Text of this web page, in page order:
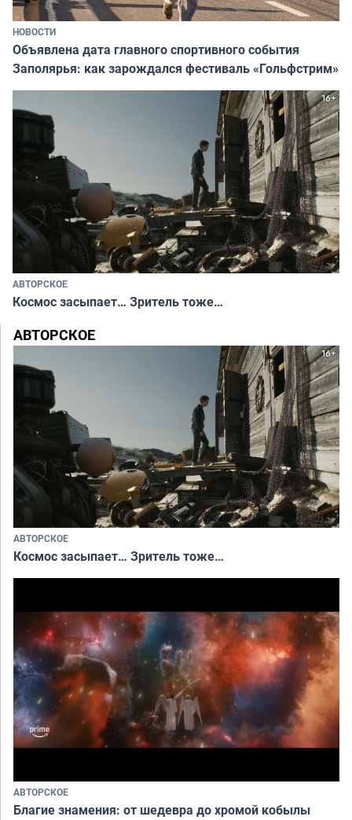
НОВОСТИ
Объявлена дата главного спортивного события
Заполярья: как зарождался фестиваль «Гольфстрим»
АВТОРСКОЕ
Космос засыпает… Зритель тоже…
АВТОРСКОЕ
АВТОРСКОЕ
Космос засыпает… Зритель тоже…
АВТОРСКОЕ
Благие знамения: от шедевра до хромой кобылы